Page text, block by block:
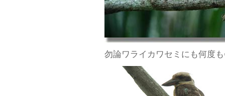
勿論ワライカワセミにも何度